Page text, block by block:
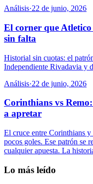
Análisis·22 de junio, 2026
El corner que
sin falta
Historial sin cuotas: el
Independiente Rivadavia y
Análisis·22 de junio, 2026
Corinthians vs
a apretar
El cruce entre Corinthians
pocos goles. Ese patrón se
cualquier apuesta. La
Lo más leído